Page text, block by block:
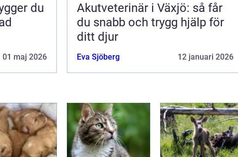
01 maj 2026
Akutveterinär i Växjö: så får
du snabb och trygg hjälp för
ditt djur
Eva Sjöberg 12 januari 2026